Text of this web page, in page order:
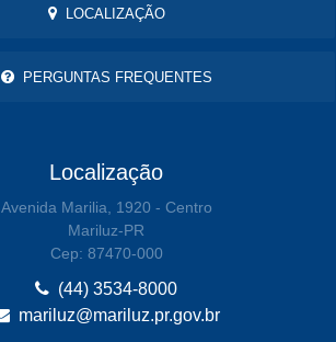
LOCALIZAÇÃO
PERGUNTAS FREQUENTES
Localização
Avenida Marilia, 1920 - Centro
Mariluz-PR
Cep: 87470-000
(44) 3534-8000
mariluz@mariluz.pr.gov.br